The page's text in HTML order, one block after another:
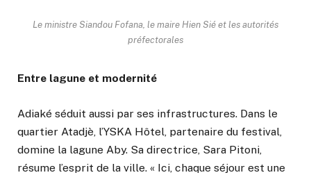
Le ministre Siandou Fofana, le maire Hien Sié et les autorités
préfectorales
Entre lagune et modernité
Adiaké séduit aussi par ses infrastructures. Dans le
quartier Atadjè, l’YSKA Hôtel, partenaire du festival,
domine la lagune Aby. Sa directrice, Sara Pitoni,
résume l’esprit de la ville. « Ici, chaque séjour est une